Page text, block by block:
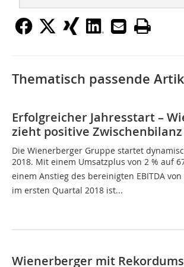
Thematisch passende
Erfolgreicher Jahresstart –
zieht positive Zwischenbilanz
Die Wienerberger Gruppe startet
2018. Mit einem Umsatzplus von 2 % auf
einem Anstieg des bereinigten EBITDA von
im ersten Quartal 2018 ist...
Wienerberger mit